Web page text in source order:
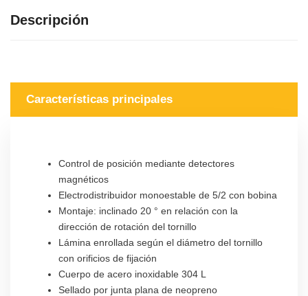
Descripción
Características principales
Control de posición mediante detectores
magnéticos
Electrodistribuidor monoestable de 5/2 con bobina
Montaje: inclinado 20 ° en relación con la
dirección de rotación del tornillo
Lámina enrollada según el diámetro del tornillo
con orificios de fijación
Cuerpo de acero inoxidable 304 L
Sellado por junta plana de neopreno